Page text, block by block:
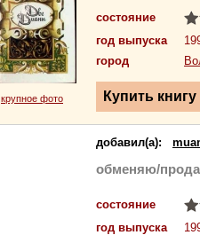
крупное фото
состояние
год выпуска
город
добавил(a):
обменяю/
состояние
год выпуска